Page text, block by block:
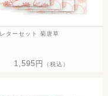
ターセット 菊唐草
1,595円 （税込）